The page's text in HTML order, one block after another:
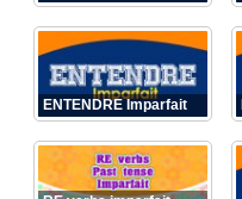
ENTENDRE Imparfait